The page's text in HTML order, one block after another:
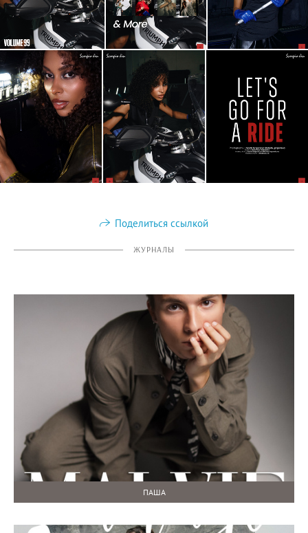
Поделиться ссылкой
ЖУРНАЛЫ
ПАША